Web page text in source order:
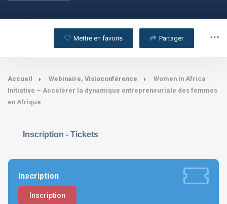
Mettre en favoris Partager
Accueil Webinaire, Visioconférence
Women In Africa
Initiative – Accélérer la dynamique entrepreneuriale des femmes
en Afrique
Inscription - Tickets
Inscription
Inscription